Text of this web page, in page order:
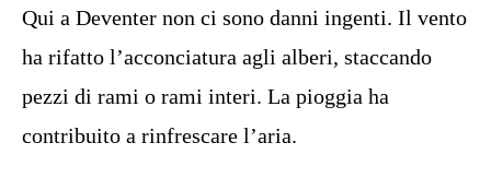
Qui a Deventer non ci sono danni ingenti. Il vento
ha rifatto l’acconciatura agli alberi, staccando
pezzi di rami o rami interi. La pioggia ha
contribuito a rinfrescare l’aria.